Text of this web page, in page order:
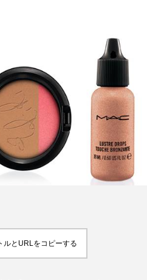
AI
GWI調査から読み解く2030年の
都市型スパ――身近なウェルネ
の次世代モデル
2026.08.06
画
ルとURLをコピーする